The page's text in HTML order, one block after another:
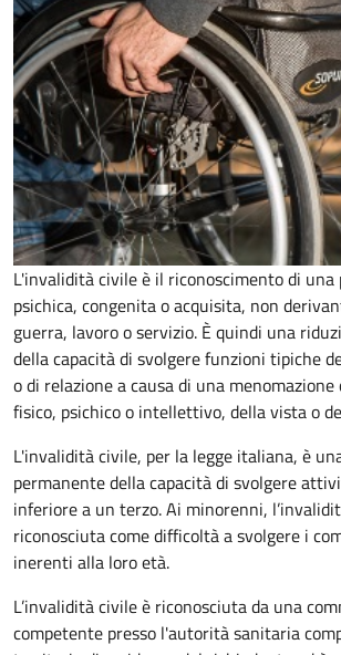
L'invalidità civile è il riconoscimento di una
psichica, congenita o acquisita, non
guerra, lavoro o servizio. È quindi una
della capacità di svolgere funzioni tipiche
o di relazione a causa di una
fisico, psichico o intellettivo, della vista o
L'invalidità civile, per la legge italiana, è
permanente della capacità di svolgere
inferiore a un terzo. Ai minorenni,
riconosciuta come difficoltà a svolgere i
inerenti alla loro età.
L’invalidità civile è riconosciuta da una
competente presso l'autorità sanitaria